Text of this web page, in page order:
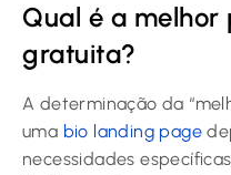
Qual é a
gratuita?
A determinação da
uma bio landing page
necessidades